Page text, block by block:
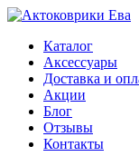
Каталог
Аксессуары
Доставка и
Акции
Блог
Отзывы
Контакты